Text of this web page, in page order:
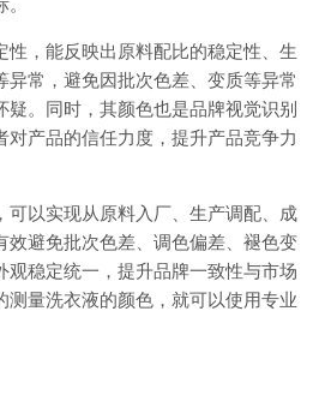
性，能反映出原料配比的稳定性、生
异常，避免因批次色差、变质等异常
。同时，其颜色也是品牌视觉识别
对产品的信任力度，提升产品竞争力
可以实现从原料入厂、生产调配、成
效避免批次色差、调色偏差、褪色变
观稳定统一，提升品牌一致性与市场
测量洗衣液的颜色，就可以使用专业